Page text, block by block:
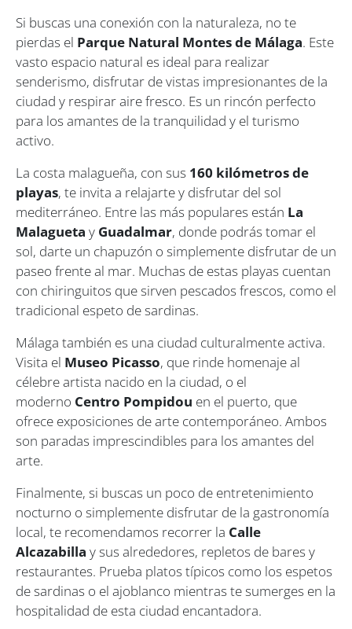
Si buscas una conexión con la naturaleza, no te
pierdas el Parque Natural Montes de Málaga. Este
vasto espacio natural es ideal para realizar
senderismo, disfrutar de vistas impresionantes de la
ciudad y respirar aire fresco. Es un rincón perfecto
para los amantes de la tranquilidad y el turismo
activo.
La costa malagueña, con sus 160 kilómetros de
playas, te invita a relajarte y disfrutar del sol
mediterráneo. Entre las más populares están La
Malagueta y Guadalmar, donde podrás tomar el
sol, darte un chapuzón o simplemente disfrutar de un
paseo frente al mar. Muchas de estas playas cuentan
con chiringuitos que sirven pescados frescos, como el
tradicional espeto de sardinas.
Málaga también es una ciudad culturalmente activa.
Visita el Museo Picasso, que rinde homenaje al
célebre artista nacido en la ciudad, o el
moderno Centro Pompidou en el puerto, que
ofrece exposiciones de arte contemporáneo. Ambos
son paradas imprescindibles para los amantes del
arte.
Finalmente, si buscas un poco de entretenimiento
nocturno o simplemente disfrutar de la gastronomía
local, te recomendamos recorrer la Calle
Alcazabilla y sus alrededores, repletos de bares y
restaurantes. Prueba platos típicos como los espetos
de sardinas o el ajoblanco mientras te sumerges en la
hospitalidad de esta ciudad encantadora.